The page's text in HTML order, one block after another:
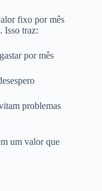
fixo por mês
Isso traz:
por mês
problemas
um valor que